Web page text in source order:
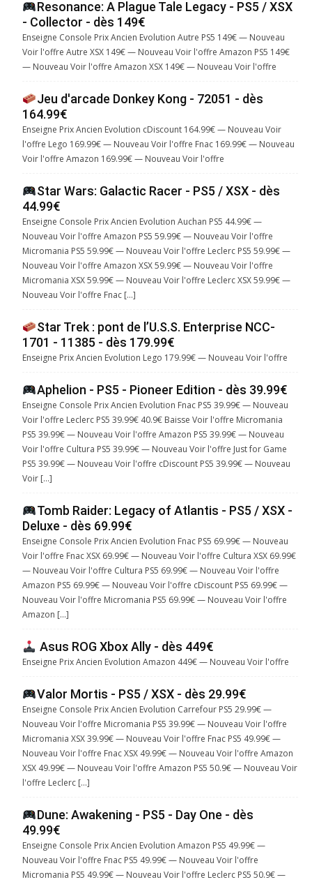
Resonance: A Plague Tale Legacy - PS5 / XSX
- Collector - dès 149€
Enseigne Console Prix Ancien Evolution Autre PS5 149€ — Nouveau
Voir l'offre Autre XSX 149€ — Nouveau Voir l'offre Amazon PS5 149€
— Nouveau Voir l'offre Amazon XSX 149€ — Nouveau Voir l'offre
Jeu d'arcade Donkey Kong - 72051 - dès
164.99€
Enseigne Prix Ancien Evolution cDiscount 164.99€ — Nouveau Voir
l'offre Lego 169.99€ — Nouveau Voir l'offre Fnac 169.99€ — Nouveau
Voir l'offre Amazon 169.99€ — Nouveau Voir l'offre
Star Wars: Galactic Racer - PS5 / XSX - dès
44.99€
Enseigne Console Prix Ancien Evolution Auchan PS5 44.99€ —
Nouveau Voir l'offre Amazon PS5 59.99€ — Nouveau Voir l'offre
Micromania PS5 59.99€ — Nouveau Voir l'offre Leclerc PS5 59.99€ —
Nouveau Voir l'offre Amazon XSX 59.99€ — Nouveau Voir l'offre
Micromania XSX 59.99€ — Nouveau Voir l'offre Leclerc XSX 59.99€ —
Nouveau Voir l'offre Fnac […]
Star Trek : pont de l’U.S.S. Enterprise NCC-
1701 - 11385 - dès 179.99€
Enseigne Prix Ancien Evolution Lego 179.99€ — Nouveau Voir l'offre
Aphelion - PS5 - Pioneer Edition - dès 39.99€
Enseigne Console Prix Ancien Evolution Fnac PS5 39.99€ — Nouveau
Voir l'offre Leclerc PS5 39.99€ 40.9€ Baisse Voir l'offre Micromania
PS5 39.99€ — Nouveau Voir l'offre Amazon PS5 39.99€ — Nouveau
Voir l'offre Cultura PS5 39.99€ — Nouveau Voir l'offre Just for Game
PS5 39.99€ — Nouveau Voir l'offre cDiscount PS5 39.99€ — Nouveau
Voir […]
Tomb Raider: Legacy of Atlantis - PS5 / XSX -
Deluxe - dès 69.99€
Enseigne Console Prix Ancien Evolution Fnac PS5 69.99€ — Nouveau
Voir l'offre Fnac XSX 69.99€ — Nouveau Voir l'offre Cultura XSX 69.99€
— Nouveau Voir l'offre Cultura PS5 69.99€ — Nouveau Voir l'offre
Amazon PS5 69.99€ — Nouveau Voir l'offre cDiscount PS5 69.99€ —
Nouveau Voir l'offre Micromania PS5 69.99€ — Nouveau Voir l'offre
Amazon […]
Asus ROG Xbox Ally - dès 449€
Enseigne Prix Ancien Evolution Amazon 449€ — Nouveau Voir l'offre
Valor Mortis - PS5 / XSX - dès 29.99€
Enseigne Console Prix Ancien Evolution Carrefour PS5 29.99€ —
Nouveau Voir l'offre Micromania PS5 39.99€ — Nouveau Voir l'offre
Micromania XSX 39.99€ — Nouveau Voir l'offre Fnac PS5 49.99€ —
Nouveau Voir l'offre Fnac XSX 49.99€ — Nouveau Voir l'offre Amazon
XSX 49.99€ — Nouveau Voir l'offre Amazon PS5 50.9€ — Nouveau Voir
l'offre Leclerc […]
Dune: Awakening - PS5 - Day One - dès
49.99€
Enseigne Console Prix Ancien Evolution Amazon PS5 49.99€ —
Nouveau Voir l'offre Fnac PS5 49.99€ — Nouveau Voir l'offre
Micromania PS5 49.99€ — Nouveau Voir l'offre Leclerc PS5 50.9€ —